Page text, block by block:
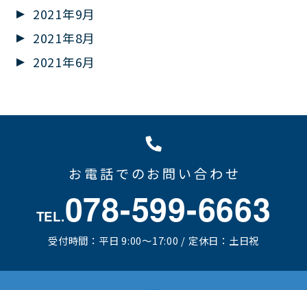
2021年9月
2021年8月
2021年6月
お電話でのお問い合わせ
TEL.078-599-6663
受付時間：平日 9:00～17:00 / 定休日：土日祝